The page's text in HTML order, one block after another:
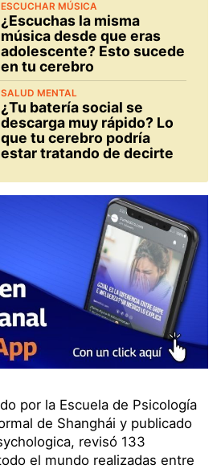
ESCUCHAR MÚSICA
¿Escuchas la misma
música desde que eras
adolescente? Esto sucede
en tu cerebro
SALUD MENTAL
¿Tu batería social se
descarga muy rápido? Lo
que tu cerebro podría
estar tratando de decirte
por la Escuela de Psicología
de Shanghái y publicado
revisó 133
el mundo realizadas entre